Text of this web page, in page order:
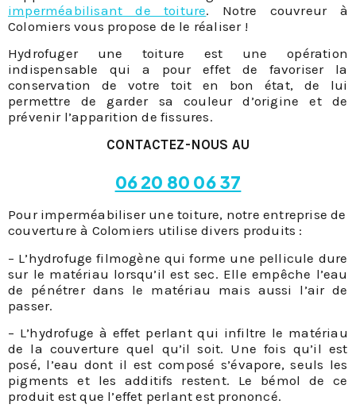
imperméabilisant de toiture. Notre couvreur à
Colomiers vous propose de le réaliser !
Hydrofuger une toiture est une opération
indispensable qui a pour effet de favoriser la
conservation de votre toit en bon état, de lui
permettre de garder sa couleur d’origine et de
prévenir l’apparition de fissures.
CONTACTEZ-NOUS AU
06 20 80 06 37
Pour imperméabiliser une toiture, notre entreprise de
couverture à Colomiers utilise divers produits :
– L’hydrofuge filmogène qui forme une pellicule dure
sur le matériau lorsqu’il est sec. Elle empêche l’eau
de pénétrer dans le matériau mais aussi l’air de
passer.
– L’hydrofuge à effet perlant qui infiltre le matériau
de la couverture quel qu’il soit. Une fois qu’il est
posé, l’eau dont il est composé s’évapore, seuls les
pigments et les additifs restent. Le bémol de ce
produit est que l’effet perlant est prononcé.